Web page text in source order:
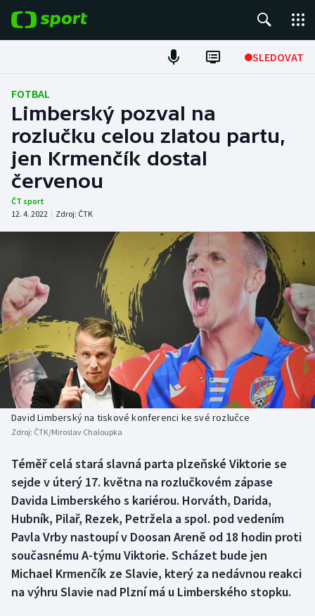
SLEDOVAT
Fotbal
Hokej
Tenis
Atletika
Americký fotbal
Baseball a softbal
Basketbal
Biatlon
Boby a skeleton
Box
Curling
Dostihy
Florbal
Futsal
NEPŘEHLÉDNĚTE
Soutěže
Historické návraty
Aplikace ČT sport
AZ kvíz
FOTBAL
Limberský pozval na
rozlučku celou zlatou partu,
jen Krmenčík dostal
červenou
ČT sport
12. 4. 2022 | Zdroj: ČTK
David Limberský na tiskové konferenci ke své rozlučce
Zdroj: ČTK/Miroslav Chaloupka
Téměř celá stará slavná parta plzeňské Viktorie se
sejde v úterý 17. května na rozlučkovém zápase
Davida Limberského s kariérou. Horváth, Darida,
Hubník, Pilař, Rezek, Petržela a spol. pod vedením
Pavla Vrby nastoupí v Doosan Areně od 18 hodin proti
současnému A-týmu Viktorie. Scházet bude jen
Michael Krmenčík ze Slavie, který za nedávnou reakci
na výhru Slavie nad Plzní má u Limberského stopku.